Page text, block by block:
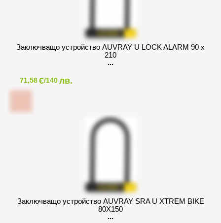
Заключващо устройство AUVRAY U LOCK ALARM 90 x
210
71,58€/140лв.
Заключващо устройство AUVRAY SRA U XTREM BIKE
80X150